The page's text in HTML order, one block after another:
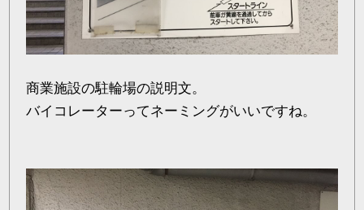
商業施設の駐輪場の説明文。
バイコレーターってネーミングがいいですね。